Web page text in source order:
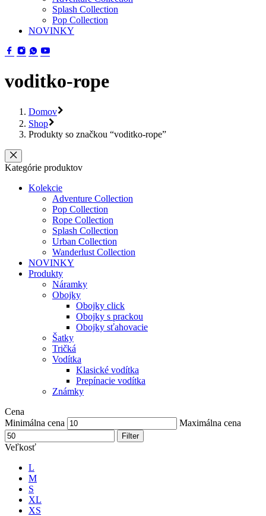
Splash Collection
Pop Collection
NOVINKY
voditko-rope
Domov
Shop
Produkty so značkou “voditko-rope”
Kategórie produktov
Kolekcie
Adventure Collection
Pop Collection
Rope Collection
Splash Collection
Urban Collection
Wanderlust Collection
NOVINKY
Produkty
Náramky
Obojky
Obojky click
Obojky s prackou
Obojky sťahovacie
Šatky
Tričká
Vodítka
Klasické vodítka
Prepínacie vodítka
Známky
Cena
Minimálna cena
Maximálna cena
Filter
Veľkosť
L
M
S
XL
XS